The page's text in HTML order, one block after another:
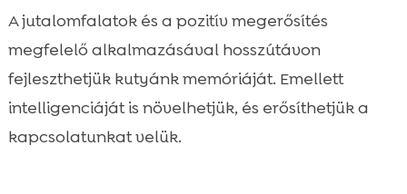
A jutalomfalatok és a pozitív megerősítés
megfelelő alkalmazásával hosszútávon
fejleszthetjük kutyánk memóriáját. Emellett
intelligenciáját is növelhetjük, és erősíthetjük a
kapcsolatunkat velük.